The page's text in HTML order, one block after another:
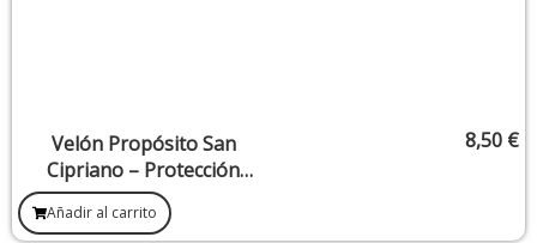
Velón Propósito San
Cipriano – Protección
contra brujerías, hechizos y
energías oscuras
8,50 €
Añadir al carrito